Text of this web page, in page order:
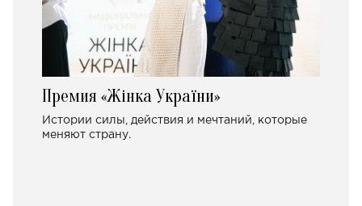
Премия «Жінка України»
Истории силы, действия и мечтаний, которые
меняют страну.